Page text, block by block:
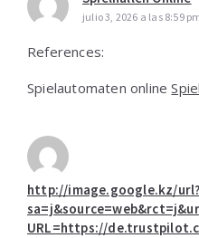
julio 3, 2026 a las 8:59
References:
Spielautomaten online
http://image.google.kz/url?
URL=https://